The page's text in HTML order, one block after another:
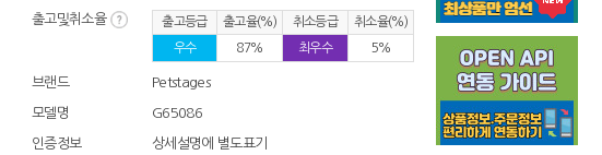
출고및취소율 출고등급 출고율(%) 취소등급
취소율(%)
우수
87% 최우수 5%
브랜드 Petstages
모델명 G65086
인증정보 상세설명에 별도표기